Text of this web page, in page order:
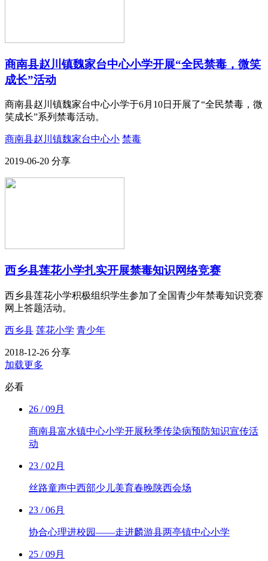
商南县赵川镇魏家台中心小学开展“全民禁毒，微笑
成长”活动
商南县赵川镇魏家台中心小学于6月10日开展了“全民禁毒，微
笑成长”系列禁毒活动。
商南县赵川镇魏家台中心小 禁毒
2019-06-20 分享
西乡县莲花小学扎实开展禁毒知识网络竞赛
西乡县莲花小学积极组织学生参加了全国青少年禁毒知识竞赛
网上答题活动。
西乡县 莲花小学 青少年
2018-12-26 分享
加载更多
必看
26 / 09月
商南县富水镇中心小学开展秋季传染病预防知识宣传活
动
23 / 02月
丝路童声中西部少儿美育春晚陕西会场
23 / 06月
协合心理进校园——走进麟游县两亭镇中心小学
25 / 09月